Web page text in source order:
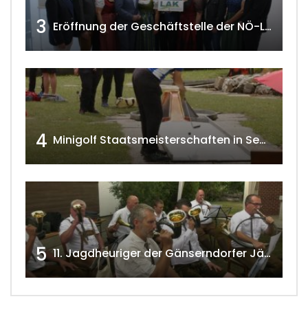
3 Eröffnung der Geschäftstelle der NÖ-Landarbeiterkammer in Mistelbach w4tv174
4 Minigolf Staatsmeisterschaften in Seefeld-Kadolz w4tv174
5 11. Jagdheuriger der Gänserndorfer Jäger 2020 w4tv166